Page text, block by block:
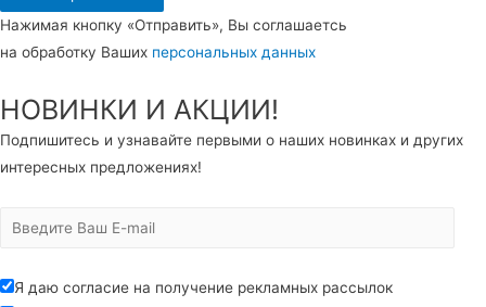
Нажимая кнопку «Отправить», Вы соглашаетсь
на обработку Ваших персональных данных
НОВИНКИ И АКЦИИ!
Подпишитесь и узнавайте первыми о наших новинках и других
интересных предложениях!
Я даю согласие на получение рекламных рассылок